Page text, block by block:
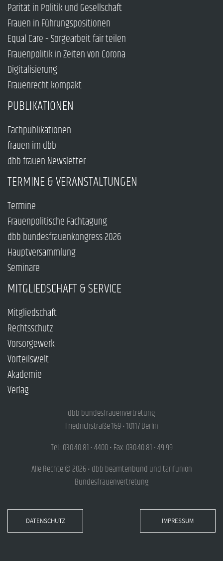
Parität in Politik und Gesellschaft
Frauen in Führungspositionen
Equal Care – Sorgearbeit fair teilen
Frauenpolitik in Zeiten von Corona
Digitalisierung
Frauenrecht kompakt
PUBLIKATIONEN
Fachpublikationen
frauen im dbb
dbb frauen Newsletter
TERMINE & VERANSTALTUNGEN
Termine
Frauenpolitische Fachtagung
dbb bundesfrauenkongress 2026
Hauptversammlung
Seminare
MITGLIEDSCHAFT & SERVICE
Mitgliedschaft
Rechtsschutz
Vorsorgewerk
Vorteilswelt
Akademie
Verlag
dbb bundesfrauenvertretung
Friedrichstraße 169 • 10117 Berlin
Tel.: 030.40 81 - 4400 • Fax: 030.40 81 - 49 99
Alle Rechte © 2026 • dbb beamtenbund und tarifunion
Bundesfrauenvertretung
DATENSCHUTZ IMPRESSUM